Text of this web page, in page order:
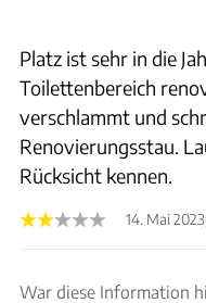
Platz ist sehr in die
Toilettenbereich
verschlammt und
Renovierungsstau.
Rücksicht kennen.
14. Mai
War diese Information